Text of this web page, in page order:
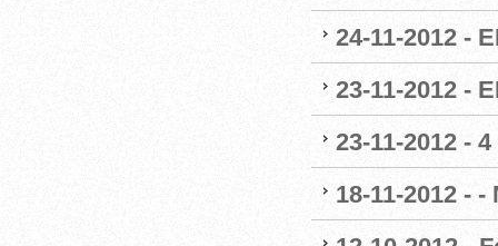
24-11-2012 -
23-11-2012 -
23-11-2012 -
18-11-2012 -